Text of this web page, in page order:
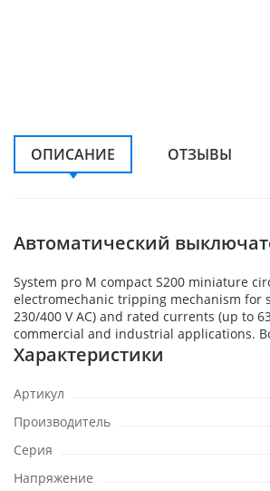
ОПИСАНИЕ ОТЗЫВЫ
Автоматический
System pro M compact S200 miniature
electromechanic tripping mechanism for
230/400 V AC) and rated currents (up to
commercial and industrial applications.
Характеристики
Артикул
Производитель
Серия
Напряжение